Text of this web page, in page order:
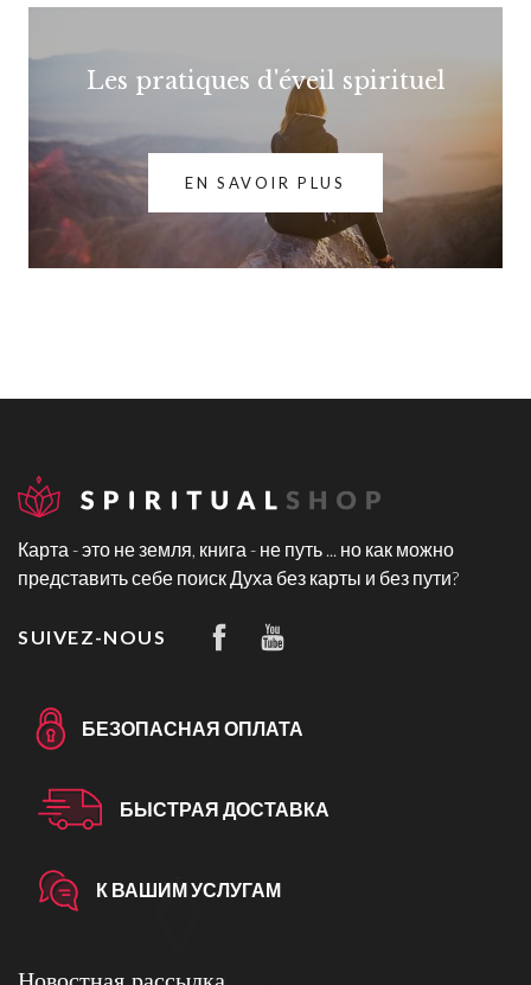
Les pratiques d'éveil spirituel
EN SAVOIR PLUS
Карта - это не земля, книга - не путь ... но как можно
представить себе поиск Духа без карты и без пути?
SUIVEZ-NOUS
БЕЗОПАСНАЯ ОПЛАТА
БЫСТРАЯ ДОСТАВКА
К ВАШИМ УСЛУГАМ